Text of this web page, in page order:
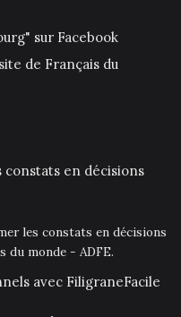
sur Facebook
de Français du
constats en décisions
les constats en décisions
du monde - ADFE.
avec FiligraneFacile